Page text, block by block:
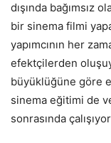
dışında bağımsız
bir sinema filmi
yapımcının her
efektçilerden
büyüklüğüne göre
sinema eğitimi de
sonrasında